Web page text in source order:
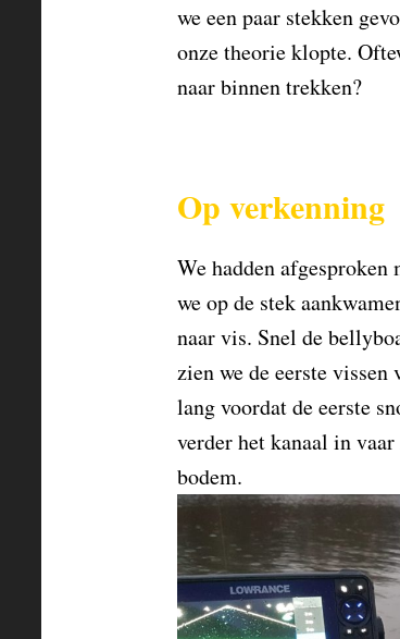
we een paar stekken
onze theorie klopte.
naar binnen trekken?
Op verkenning
We hadden
we op de stek
naar vis. Snel de
zien we de eerste
lang voordat de eerste
verder het kanaal in
bodem.